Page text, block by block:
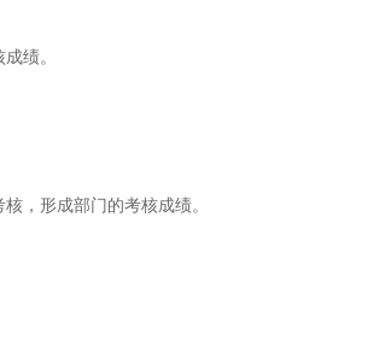
成绩。
核，形成部门的考核成绩。